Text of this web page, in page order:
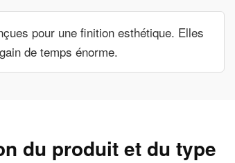
pour une finition esthétique. Elles
de temps énorme.
du produit et du type